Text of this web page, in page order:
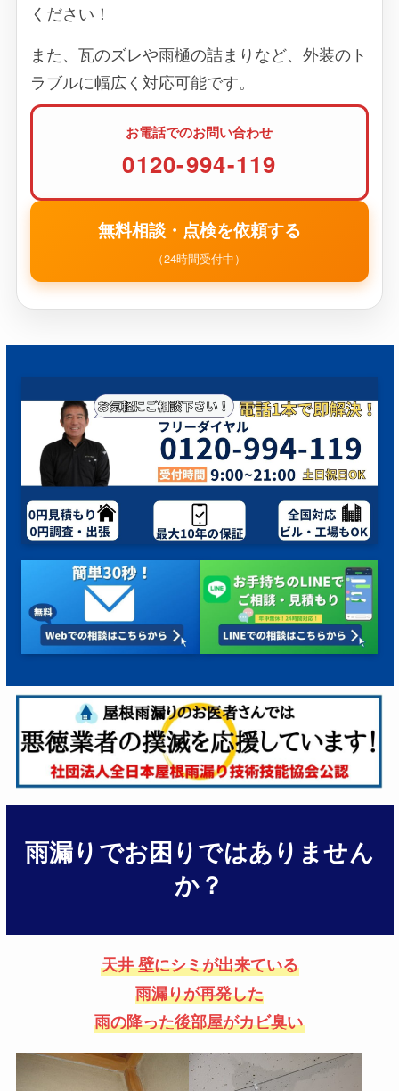
ください！
また、瓦のズレや雨樋の詰まりなど、外装のト
ラブルに幅広く対応可能です。
お電話でのお問い合わせ
0120-994-119
無料相談・点検を依頼する
（24時間受付中）
雨漏りでお困りではありません
か？
天井 壁にシミが出来ている
雨漏りが再発した
雨の降った後部屋がカビ臭い